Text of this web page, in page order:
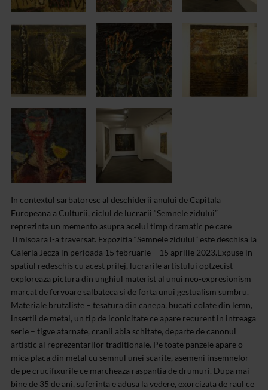
In contextul sarbatoresc al deschiderii anului de Capitala
Europeana a Culturii, ciclul de lucrarii “Semnele zidului”
reprezinta un memento asupra acelui timp dramatic pe care
Timisoara l-a traversat. Expozitia “Semnele zidului” este deschisa la
Galeria Jecza in perioada 15 februarie – 15 aprilie 2023.Expuse in
spatiul redeschis cu acest prilej, lucrarile artistului optzecist
exploreaza pictura din unghiul materist al unui neo-expresionism
marcat de fervoare salbateca si de forta unui gestualism sumbru.
Materiale brutaliste – tesatura din canepa, bucati colate din lemn,
insertii de metal, un tip de iconicitate ce apare recurent in intreaga
serie – tigve atarnate, cranii abia schitate, departe de canonul
artistic al reprezentarilor traditionale. Pe toate panzele apare o
mica placa din metal cu semnul unei scarite, asemeni insemnelor
de pe crucifixurile ce marcheaza raspantia de drumuri. Dupa mai
bine de 35 de ani, suferinta e adusa la vedere, exorcizata de raul ce